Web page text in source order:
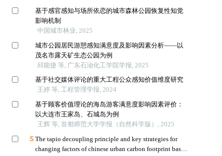
基于感官感知与场所依恋的城市森林公园恢复性知觉
影响机制
中国城市林业, 2025
城市公园居民游憩感知满意度及影响因素分析——以
茂名市露天矿生态公园为例
邱能捷 等, 广东石油化工学院学报, 2025
基于社交媒体评论的重大工程公众感知价值维度研究
王婷 等, 工程管理学报, 2024
基于顾客价值理论的海岛游客满意度影响因素评价：
以大连市王家岛、石城岛为例
王辉 等, 首都师范大学学报（自然科学版）, 2025
The tapio decoupling principle and key strategies for
changing factors of chinese urban carbon footprint based